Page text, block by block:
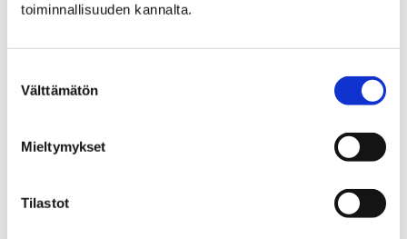
toiminnallisuuden kannalta.
valinta
Välttämätön
Mieltymykset
Tilastot
Zeynep Bozkaplan